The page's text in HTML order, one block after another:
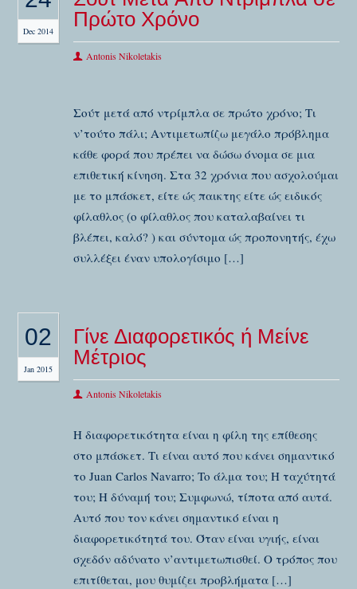
Dec 2014
Πρώτο Χρόνο
Antonis Nikoletakis
Σούτ μετά από ντρίμπλα σε πρώτο χρόνο; Τι
ν’τούτο πάλι; Αντιμετωπίζω μεγάλο πρόβλημα
κάθε φορά που πρέπει να δώσω όνομα σε μια
επιθετική κίνηση. Στα 32 χρόνια που ασχολούμαι
με το μπάσκετ, είτε ώς παικτης είτε ώς ειδικός
φίλαθλος (ο φίλαθλος που καταλαβαίνει τι
βλέπει, καλό? ) και σύντομα ώς προπονητής, έχω
συλλέξει έναν υπολογίσιμο […]
02
Jan 2015
Γίνε Διαφορετικός ή Μείνε
Μέτριος
Antonis Nikoletakis
Η διαφορετικότητα είναι η φίλη της επίθεσης
στο μπάσκετ. Τι είναι αυτό που κάνει σημαντικό
το Juan Carlos Navarro; To άλμα του; Η ταχύτητά
του; H δύναμή του; Συμφωνώ, τίποτα από αυτά.
Αυτό που τον κάνει σημαντικό είναι η
διαφορετικότητά του. Όταν είναι υγιής, είναι
σχεδόν αδύνατο ν’αντιμετωπισθεί. Ο τρόπος που
επιτίθεται, μου θυμίζει προβλήματα […]